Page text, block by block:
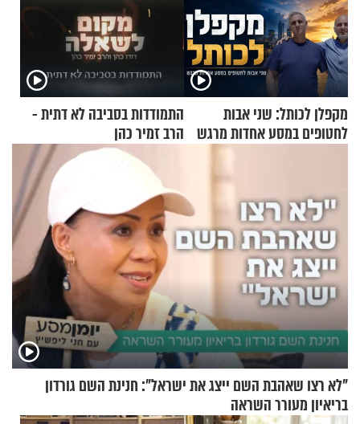
מקפלן לכותל: שני אבות
לחטופים במסע אחדות מרגש
התמודדות בסביבה לא דתית -
הרב זמיר כהן
"לא רצו שאהבת השם ייצג את ישראל": חנינת השם גורדון
בריאיון מעורר השראה